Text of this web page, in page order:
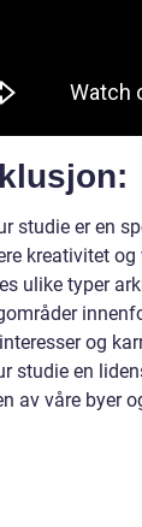
studie er en
kreativitet
ulike typer
og
studie en
av våre byer